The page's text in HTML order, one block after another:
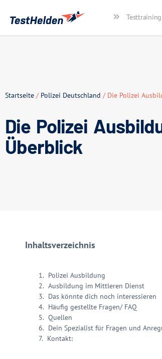
Startseite / Polizei Deutschland / Die Polizei
Die Polizei
Überblick
Inhaltsverzeichnis
Polizei Ausbildung
Ausbildung im Mittleren Dienst
Das könnte dich noch interessieren
Häufig gestellte Fragen/ FAQ
Quellen
Dein Spezialist für Fragen und
Kontakt: